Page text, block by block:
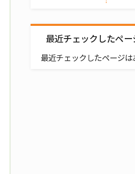
最近チェックしたペー
最近チェックしたページは